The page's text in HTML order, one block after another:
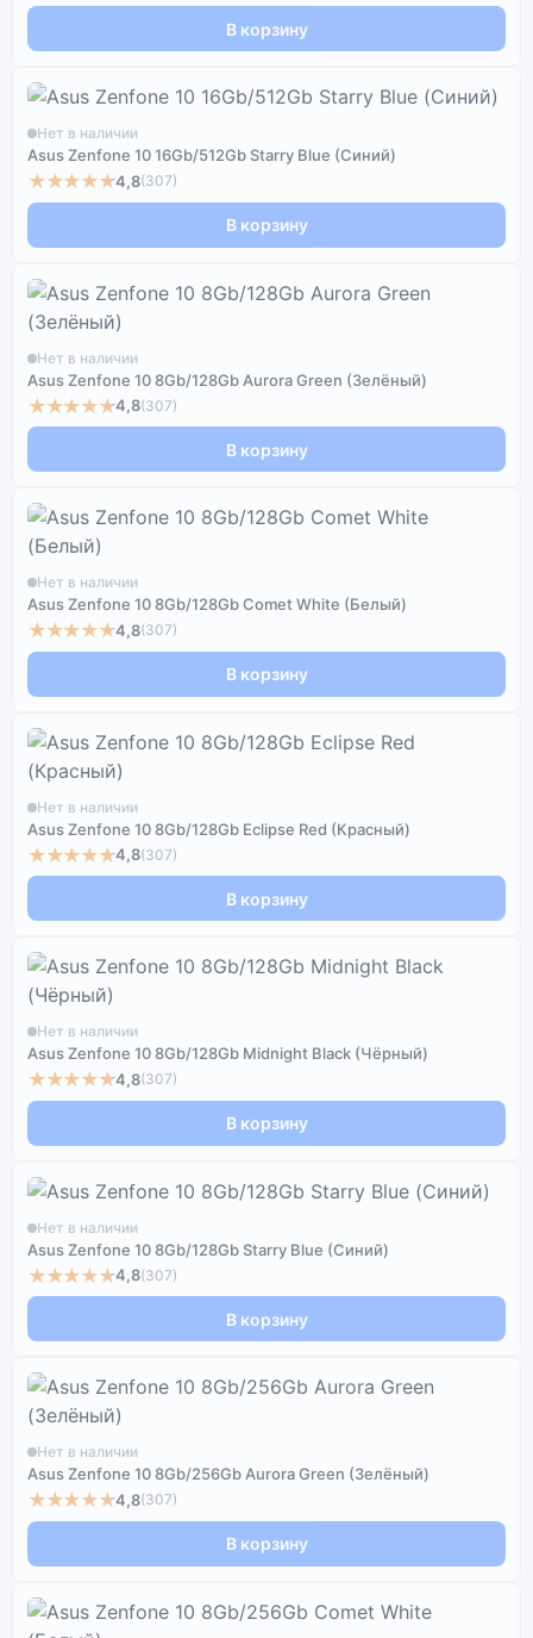
В корзину
Нет в наличии
Asus Zenfone 10 16Gb/512Gb Starry Blue (Синий)
★★★★★4,8(307)
В корзину
Нет в наличии
Asus Zenfone 10 8Gb/128Gb Aurora Green (Зелёный)
★★★★★4,8(307)
В корзину
Нет в наличии
Asus Zenfone 10 8Gb/128Gb Comet White (Белый)
★★★★★4,8(307)
В корзину
Нет в наличии
Asus Zenfone 10 8Gb/128Gb Eclipse Red (Красный)
★★★★★4,8(307)
В корзину
Нет в наличии
Asus Zenfone 10 8Gb/128Gb Midnight Black (Чёрный)
★★★★★4,8(307)
В корзину
Нет в наличии
Asus Zenfone 10 8Gb/128Gb Starry Blue (Синий)
★★★★★4,8(307)
В корзину
Нет в наличии
Asus Zenfone 10 8Gb/256Gb Aurora Green (Зелёный)
★★★★★4,8(307)
В корзину